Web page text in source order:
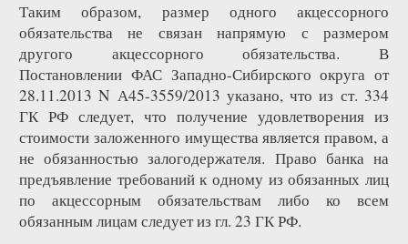
Таким образом, размер одного акцессорного
обязательства не связан напрямую с размером
другого акцессорного обязательства. В
Постановлении ФАС Западно-Сибирского округа от
28.11.2013 N А45-3559/2013 указано, что из ст. 334
ГК РФ следует, что получение удовлетворения из
стоимости заложенного имущества является правом, а
не обязанностью залогодержателя. Право банка на
предъявление требований к одному из обязанных лиц
по акцессорным обязательствам либо ко всем
обязанным лицам следует из гл. 23 ГК РФ.